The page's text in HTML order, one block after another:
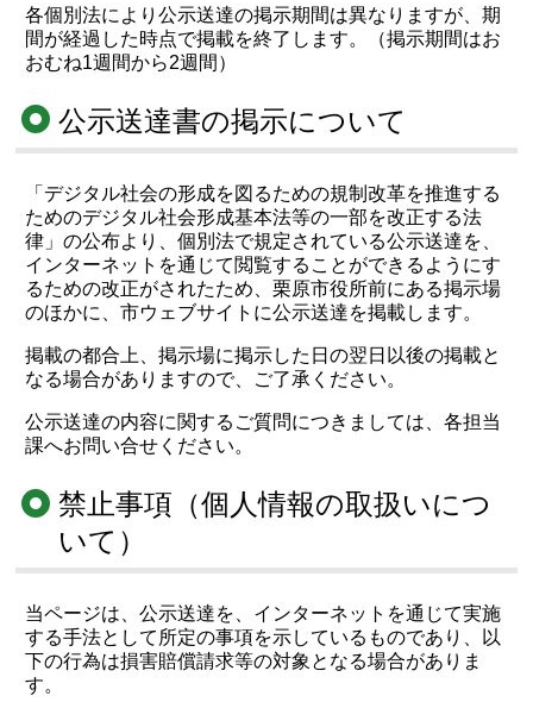
各個別法により公示送達の掲示期間は異なりますが、期
間が経過した時点で掲載を終了します。（掲示期間はお
おむね1週間から2週間）
公示送達書の掲示について
「デジタル社会の形成を図るための規制改革を推進する
ためのデジタル社会形成基本法等の一部を改正する法
律」の公布より、個別法で規定されている公示送達を、
インターネットを通じて閲覧することができるようにす
るための改正がされたため、栗原市役所前にある掲示場
のほかに、市ウェブサイトに公示送達を掲載します。
掲載の都合上、掲示場に掲示した日の翌日以後の掲載と
なる場合がありますので、ご了承ください。
公示送達の内容に関するご質問につきましては、各担当
課へお問い合せください。
禁止事項（個人情報の取扱いにつ
いて）
当ページは、公示送達を、インターネットを通じて実施
する手法として所定の事項を示しているものであり、以
下の行為は損害賠償請求等の対象となる場合がありま
す。